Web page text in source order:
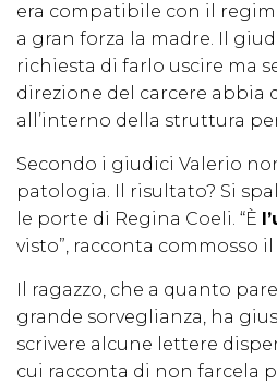
era compatibile con il
a gran forza la madre. Il
richiesta di farlo uscire ma
direzione del carcere abbia
all’interno della struttura
Secondo i giudici Valerio
patologia. Il risultato? Si
le porte di Regina Coeli. “È
visto”, racconta commosso
Il ragazzo, che a quanto
grande sorveglianza, ha
scrivere alcune lettere
cui racconta di non farcela